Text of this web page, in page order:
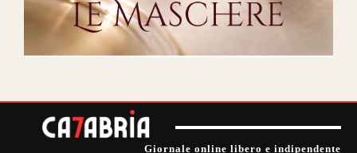
Giornale online libero e indipendente